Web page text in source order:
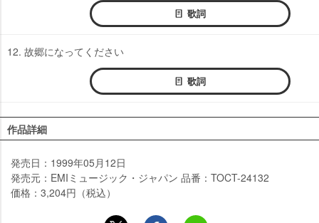
歌詞
12. 故郷になってください
歌詞
作品詳細
発売日：1999年05月12日
発売元：EMIミュージック・ジャパン 品番：TOCT-24132
価格：3,204円（税込）